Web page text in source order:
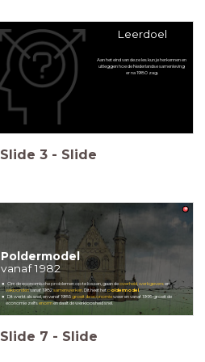
Leerdoel
Aan het eind van deze les kun je herkennen en
uitleggen hoe de Nederlandse samenleving
er na 1980 zag.
Slide 3 - Slide
Poldermodel
vanaf 1982
Om de economische problemen op te lossen, gaan deoverheid ,werkgeversen
vakbondenvanaf 1982samenwerken. Dit heet hetpoldermodel.
Dit werkt als snel, en vanaf 1985groeit de economieweer en vanaf 1995 groeit de
economie zelfsenormen daalt de werkloosheid snel.
Slide 7 - Slide